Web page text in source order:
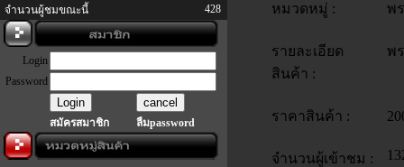
จำนวนผู้ชมขณะนี้
428
Login
Password
สมัครสมาชิก ลืมpassword
หมวดหมู่ : พ
รายละเอียด
สินค้า :
พ
ราคาสินค้า :
จำนวนผู้เข้าชม :